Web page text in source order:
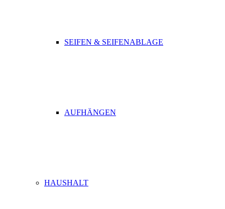
SEIFEN & SEIFENABLAGE
AUFHÄNGEN
HAUSHALT